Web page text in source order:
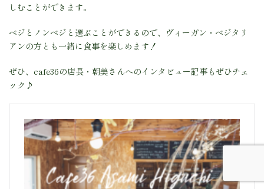
しむことができます。
ベジとノンベジと選ぶことができるので、ヴィーガン・ベジタリ
アンの方とも一緒に食事を楽しめます！
ぜひ、cafe36の店長・朝美さんへのインタビュー記事もぜひチェ
ック♪